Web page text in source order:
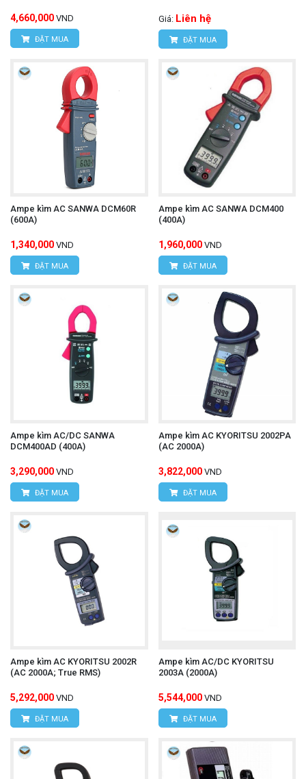
4,660,000 VND
ĐẶT MUA
Giá: Liên hệ
ĐẶT MUA
Ampe kìm AC SANWA DCM60R
(600A)
1,340,000 VND
ĐẶT MUA
Ampe kìm AC SANWA DCM400
(400A)
1,960,000 VND
ĐẶT MUA
Ampe kìm AC/DC SANWA
DCM400AD (400A)
3,290,000 VND
ĐẶT MUA
Ampe kìm AC KYORITSU 2002PA
(AC 2000A)
3,822,000 VND
ĐẶT MUA
Ampe kìm AC KYORITSU 2002R
(AC 2000A; True RMS)
5,292,000 VND
ĐẶT MUA
Ampe kìm AC/DC KYORITSU
2003A (2000A)
5,544,000 VND
ĐẶT MUA